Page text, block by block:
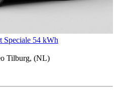
Speciale 54 kWh
Tilburg, (NL)